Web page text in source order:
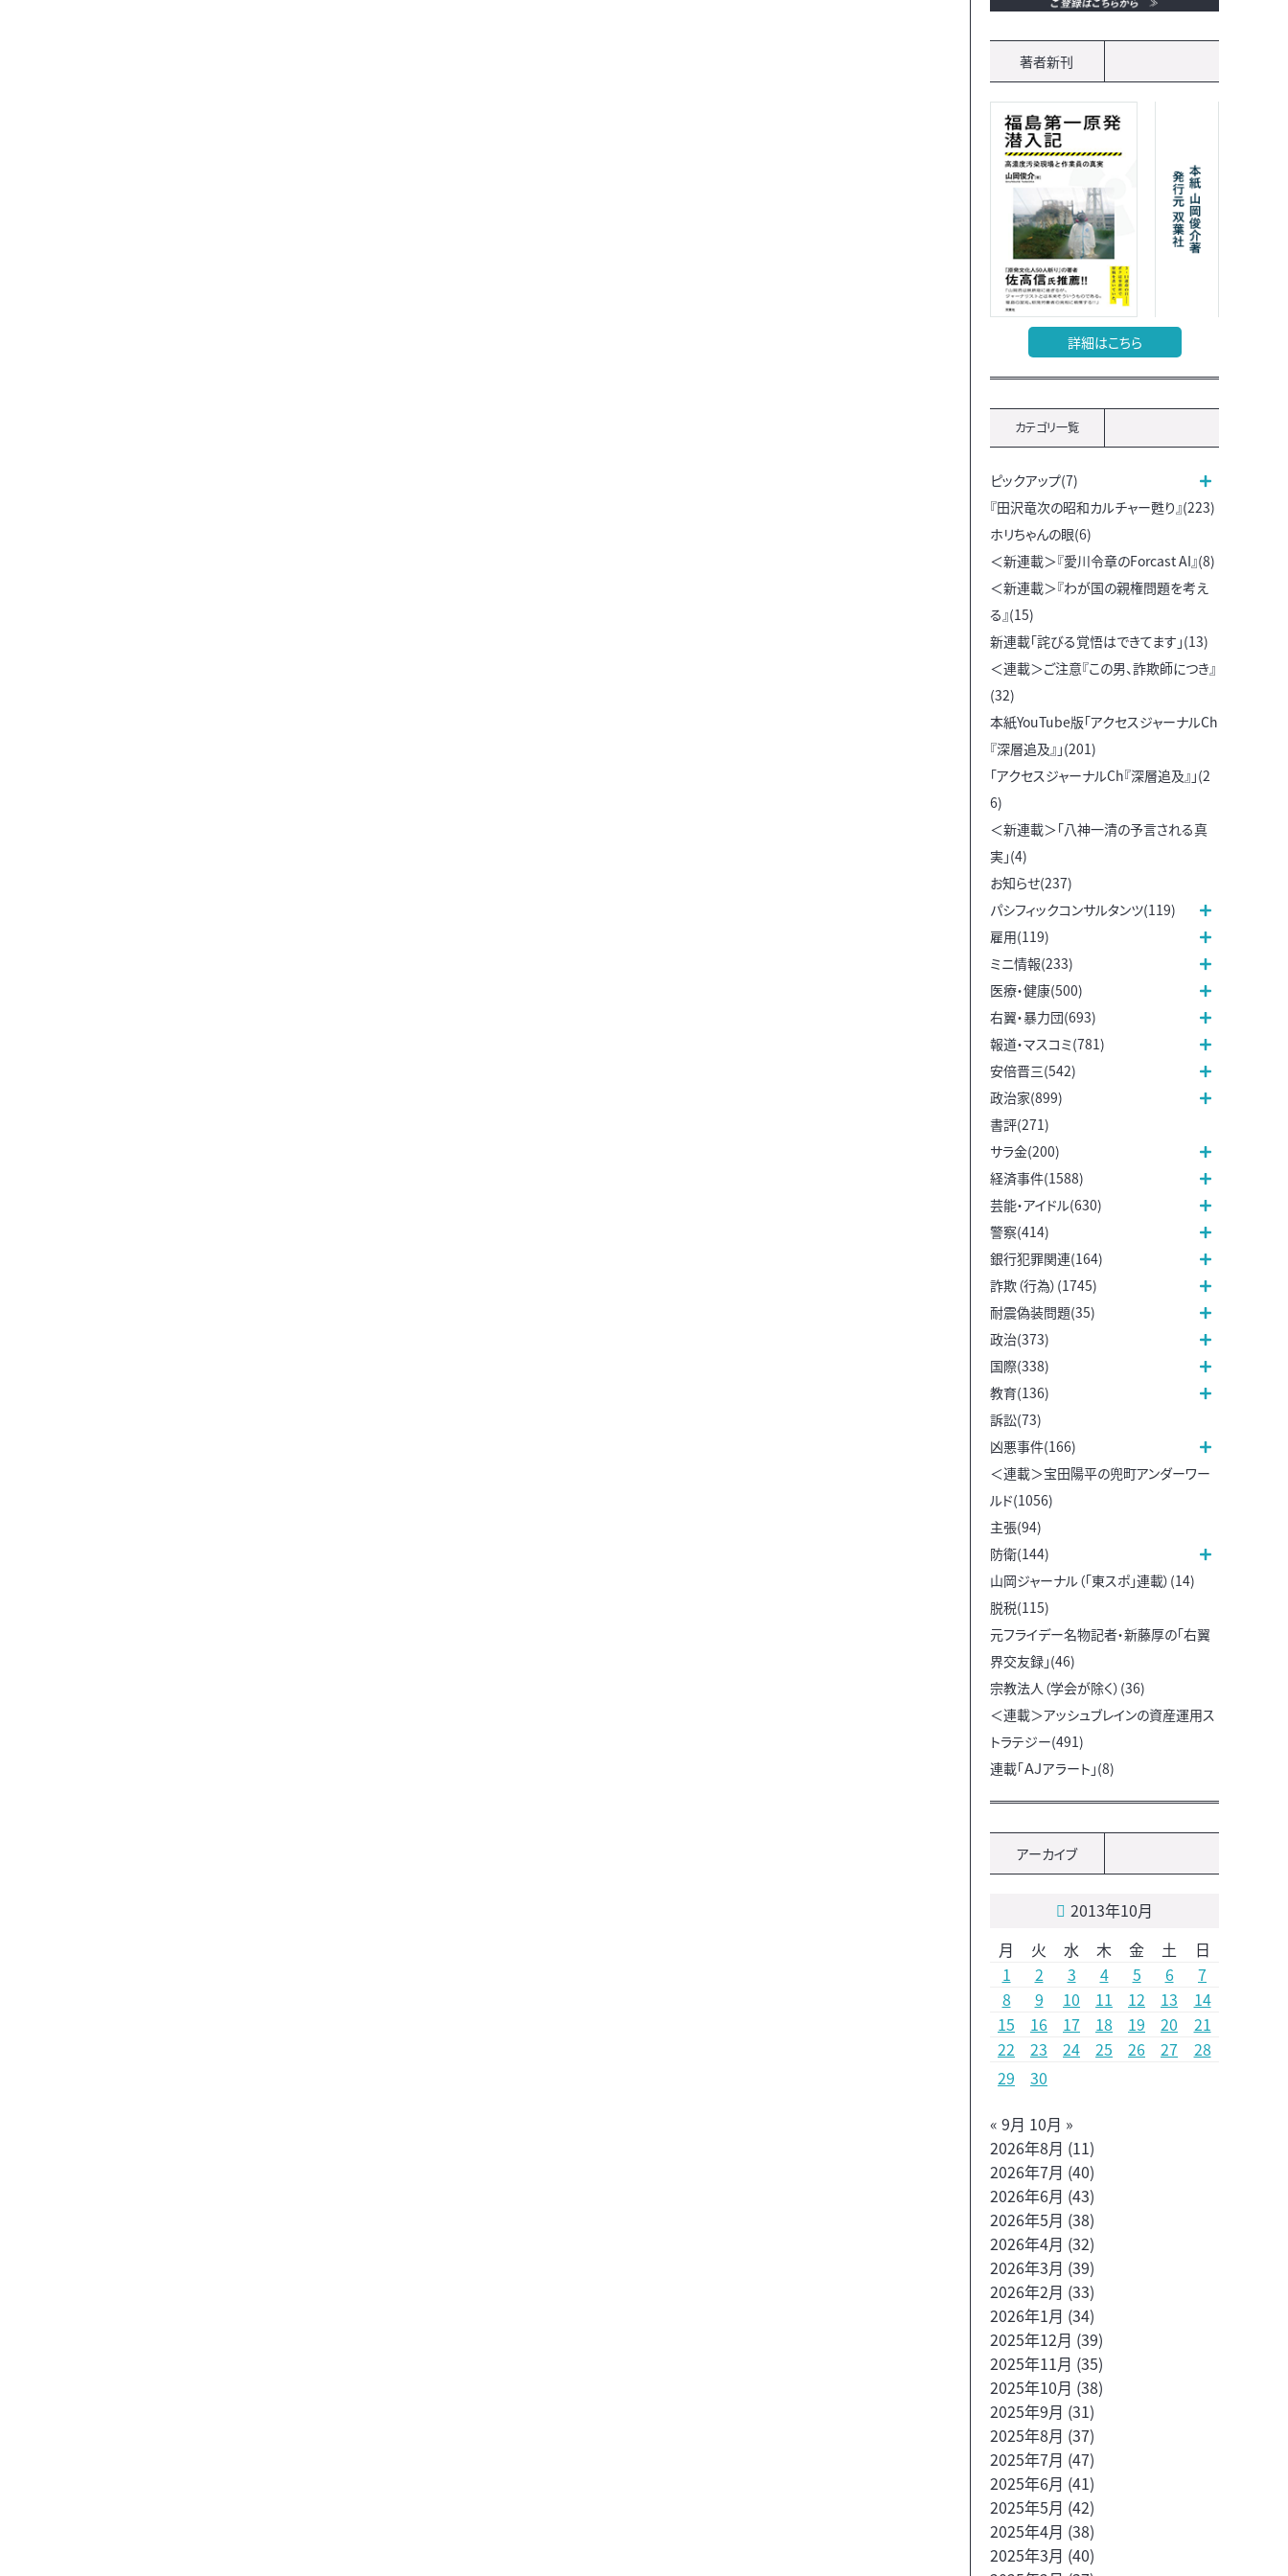
著者新刊
詳細はこちら
カテゴリ一覧
ピックアップ(7)
『田沢竜次の昭和カルチャー甦り』(223)
ホリちゃんの眼(6)
＜新連載＞『愛川令章のForcast AI』(8)
＜新連載＞『わが国の親権問題を考え
る』(15)
新連載「詫びる覚悟はできてます」(13)
＜連載＞ご注意『この男、詐欺師につき』
(32)
本紙YouTube版「アクセスジャーナルCh
『深層追及』」(201)
「アクセスジャーナルCh『深層追及』」(2
6)
＜新連載＞「八神一清の予言される真
実」(4)
お知らせ(237)
パシフィックコンサルタンツ(119)
雇用(119)
ミニ情報(233)
医療・健康(500)
右翼・暴力団(693)
報道・マスコミ(781)
安倍晋三(542)
政治家(899)
書評(271)
サラ金(200)
経済事件(1588)
芸能・アイドル(630)
警察(414)
銀行犯罪関連(164)
詐欺（行為）(1745)
耐震偽装問題(35)
政治(373)
国際(338)
教育(136)
訴訟(73)
凶悪事件(166)
＜連載＞宝田陽平の兜町アンダーワー
ルド(1056)
主張(94)
防衛(144)
山岡ジャーナル（「東スポ」連載）(14)
脱税(115)
元フライデー名物記者・新藤厚の「右翼
界交友録」(46)
宗教法人（学会が除く）(36)
＜連載＞アッシュブレインの資産運用ス
トラテジー(491)
連載「ＡＪアラート」(8)
アーカイブ
2013年10月
月
火 水 木 金 土
日
1
2 3 4 5 6
7
8
9 10 11 12 13
14
15
16 17 18 19 20
21
22
23 24 25 26 27
28
29
30
« 9月 10月 »
2026年8月 (11)
2026年7月 (40)
2026年6月 (43)
2026年5月 (38)
2026年4月 (32)
2026年3月 (39)
2026年2月 (33)
2026年1月 (34)
2025年12月 (39)
2025年11月 (35)
2025年10月 (38)
2025年9月 (31)
2025年8月 (37)
2025年7月 (47)
2025年6月 (41)
2025年5月 (42)
2025年4月 (38)
2025年3月 (40)